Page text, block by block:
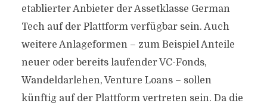
etablierter Anbieter der Assetklasse German
Tech auf der Plattform verfügbar sein. Auch
weitere Anlageformen – zum Beispiel Anteile
neuer oder bereits laufender VC-Fonds,
Wandeldarlehen, Venture Loans – sollen
künftig auf der Plattform vertreten sein. Da die